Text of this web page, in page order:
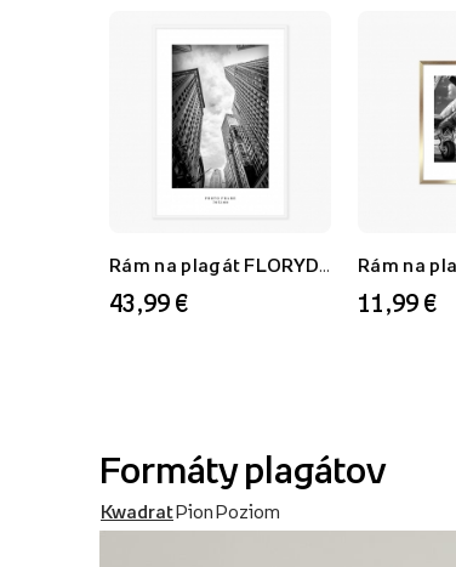
Rám na plagát FLORYDA AF, biely, 70x100 cm
43,99 € 11,99 €
Formáty plagátov
KwadratPionPoziom